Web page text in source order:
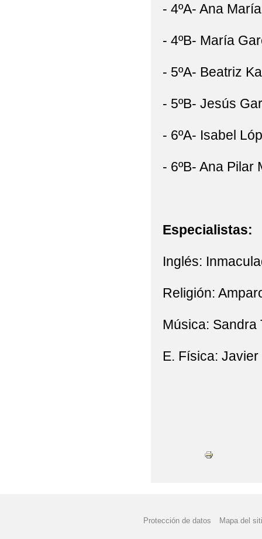
- 4ºA- Ana
- 4ºB- María
- 5ºA- Beatriz
- 5ºB- Jesús
- 6ºA- Isabel
- 6ºB- Ana Pilar
Especialistas:
Inglés:
Religión:
Música: Sandra
E. Física:
Protección de datos Mapa del